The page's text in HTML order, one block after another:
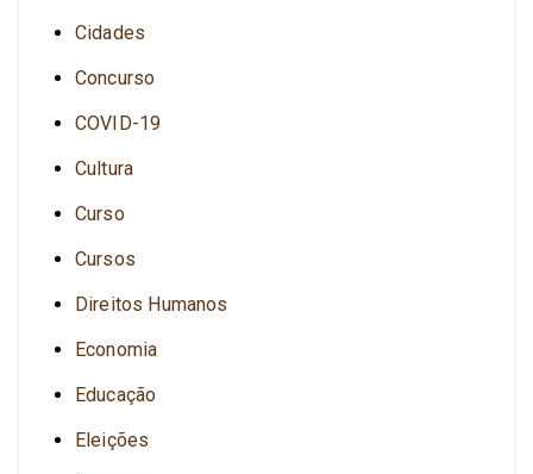
Cidades
Concurso
COVID-19
Cultura
Curso
Cursos
Direitos Humanos
Economia
Educação
Eleições